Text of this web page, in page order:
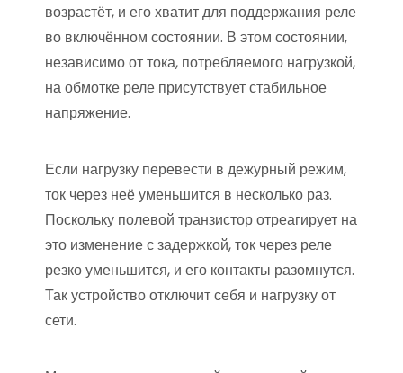
возрастёт, и его хватит для поддержания реле
во включённом состоянии. В этом состоянии,
независимо от тока, потребляемого нагрузкой,
на обмотке реле присутствует стабильное
напряжение.
Если нагрузку перевести в дежурный режим,
ток через неё уменьшится в несколько раз.
Поскольку полевой транзистор отреагирует на
это изменение с задержкой, ток через реле
резко уменьшится, и его контакты разомнутся.
Так устройство отключит себя и нагрузку от
сети.